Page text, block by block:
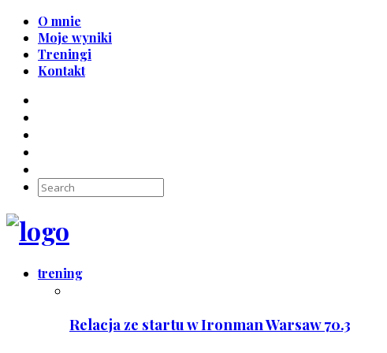
O mnie
Moje wyniki
Treningi
Kontakt
trening
Relacja ze startu w Ironman Warsaw 70.3